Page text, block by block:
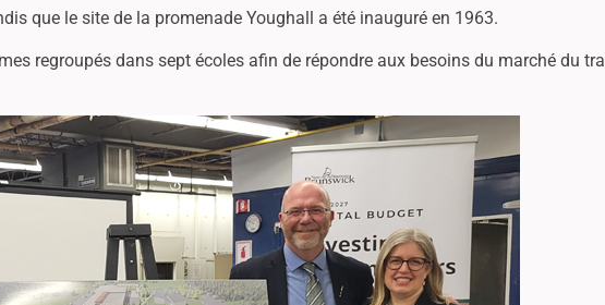
que le site de la promenade Youghall a été inauguré en 1963.
regroupés dans sept écoles afin de répondre aux besoins du marché du